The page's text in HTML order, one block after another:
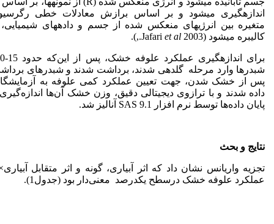
اندازه­گیری می­شود و بر اساس برازش معادلات خطی
متغیره بین انرژی­های منعکس شده از جسم و داده­های
کالیبره می­شود (2003 Jafari
et al
.,).
شبدرها وارد مرحله گلدهی شدند، برداشت شدند و شبدرهای
پس از خشک شدن، جهت تعیین عملکرد کمی علوفه به آزمایشگاه
داده شدند و با ترازوی دیجیتالی دقیق، وزن خشک آن‌ها
پایان داده‌ها توسط نرم افزار SAS 9.1 آنالیز شد.
نتایج و بحث
تجزیه واریانس نشان داد که اثر آبیاری، گونه‌ و اثر متقابل
عملکرد علوفه خشک درسطح یک­درصد معنی‌دار بود (جدول1).